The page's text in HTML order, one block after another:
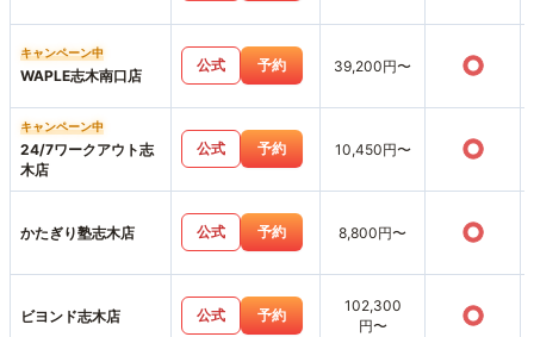
キャンペーン中
WAPLE志木南口店
公式 予約 39,200円〜 ○
キャンペーン中
24/7ワークアウト志
木店
公式 予約 10,450円〜 ○
かたぎり塾志木店 公式 予約 8,800円〜 ○
ビヨンド志木店 公式 予約
102,300
円〜
○